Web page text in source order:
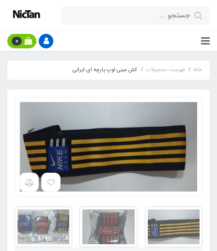
0
خانه فهرست محصولات کش مینی لوپ پارچه ای ایرانی